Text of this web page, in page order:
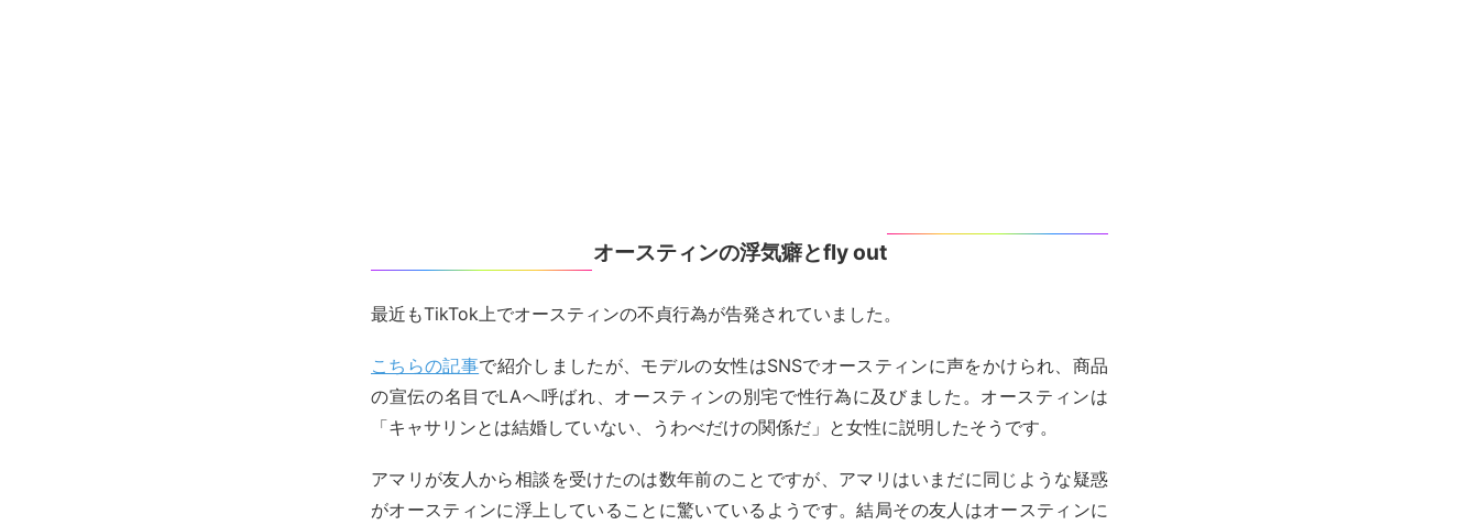
オースティンの浮気癖とfly out
最近もTikTok上でオースティンの不貞行為が告発されていました。
こちらの記事で紹介しましたが、モデルの女性はSNSでオースティンに声をかけられ、商品
の宣伝の名目でLAへ呼ばれ、オースティンの別宅で性行為に及びました。オースティンは
「キャサリンとは結婚していない、うわべだけの関係だ」と女性に説明したそうです。
アマリが友人から相談を受けたのは数年前のことですが、アマリはいまだに同じような疑惑
がオースティンに浮上していることに驚いているようです。結局その友人はオースティンに